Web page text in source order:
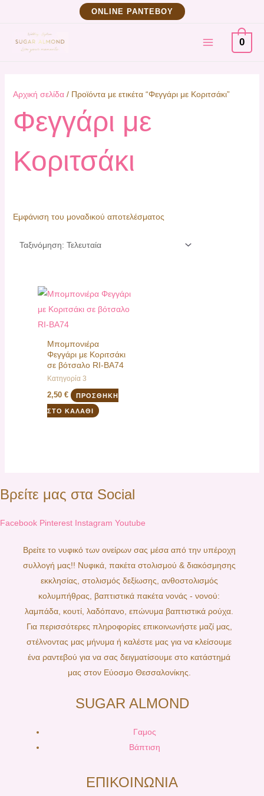
περιεχόμενο
ΟNLINE ΡΑΝΤΕΒΟΥ
MAIN
MENU
0
Αρχική σελίδα/ Προϊόντα με ετικέτα “Φεγγάρι με Κοριτσάκι”
Φεγγάρι με
Κοριτσάκι
Εμφάνιση του μοναδικού αποτελέσματος
Μπομπονιέρα
Φεγγάρι με Κοριτσάκι
σε βότσαλο RI-BA74
Κατηγορία 3
2,50€ ΠΡΟΣΘΉΚΗ
ΣΤΟ ΚΑΛΆΘΙ
Βρείτε μας στα Social
Facebook Pinterest Instagram Youtube
Βρείτε το νυφικό των ονείρων σας μέσα από την υπέροχη
συλλογή μας!! Νυφικά, πακέτα στολισμού & διακόσμησης
εκκλησίας, στολισμός δεξίωσης, ανθοστολισμός
κολυμπήθρας, βαπτιστικά πακέτα νονάς - νονού:
λαμπάδα, κουτί, λαδόπανο, επώνυμα βαπτιστικά ρούχα.
Για περισσότερες πληροφορίες επικοινωνήστε μαζί μας,
στέλνοντας μας μήνυμα ή καλέστε μας για να κλείσουμε
ένα ραντεβού για να σας δειγματίσουμε στο κατάστημά
μας στον Εύοσμο Θεσσαλονίκης.
SUGAR ALMOND
Γαμος
Βάπτιση
ΕΠΙΚΟΙΝΩΝΙΑ